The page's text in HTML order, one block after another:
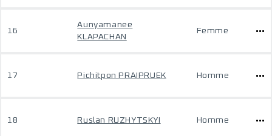
16
Aunyamanee
KLAPACHAN
Femme
17 Pichitpon PRAIPRUEK Homme
18 Ruslan RUZHYTSKYI Homme